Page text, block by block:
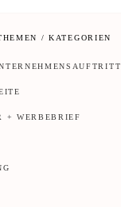
/ KATEGORIEN
+ WERBEBRIEF